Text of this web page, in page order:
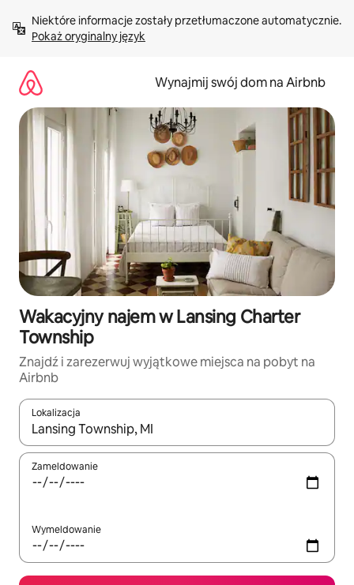
treści Pokaż oryginalny język
Wynajmij swój dom na Airbnb
Wakacyjny najem w Lansing Charter
Township
Znajdź i zarezerwuj wyjątkowe miejsca na pobyt na
Airbnb
Lokalizacja
Gdy wyniki będą dostępne, możesz poruszać się po nich za
Zameldowanie
Wymeldowanie